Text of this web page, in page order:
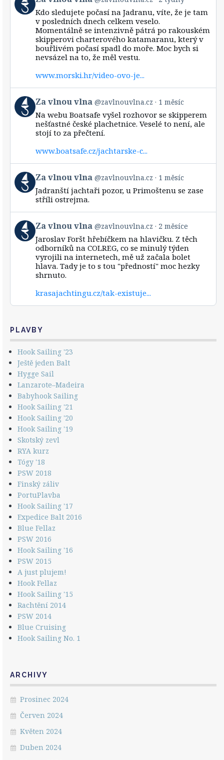
post
by
Bluesky
Kdo sledujete počasí na Jadranu, víte, že je tam
v posledních dnech celkem veselo.
Momentálně se intenzivně pátrá po rakouském
skipperovi charterového katamaranu, který v
bouřlivém počasí spadl do moře. Moc bych si
nevsázel na to, že měl vestu.
www.morski.hr/video-ovo-je...
View
post
by
Za vlnou vlna @zavlnouvlna.cz 1 měsíc
Na webu Boatsafe vyšel rozhovor se skipperem
nešťastné české plachetnice. Veselé to není, ale
stojí to za přečtení.
www.boatsafe.cz/jachtarske-c...
View
post
by
vlnou
vlna
on
Bluesky
Za vlnou vlna @zavlnouvlna.cz 1 měsíc
Jadranští jachtaři pozor, u Primoštenu se zase
stříli ostrejma.
View
post
by
Za vlnou vlna @zavlnouvlna.cz 2 měsíce
Jaroslav Foršt hřebíčkem na hlavičku. Z těch
odborníků na COLREG, co se minulý týden
vyrojili na internetech, mě už začala bolet
hlava. Tady je to s tou "předností" moc hezky
shrnuto.
krasajachtingu.cz/tak-existuje...
PLAVBY
Hook Sailing '23
Ještě jeden Balt
Hygge Sail
Lanzarote–Madeira
Babyhook Sailing
Hook Sailing '21
Hook Sailing '20
Hook Sailing '19
Skotský zevl
RYA kurz
Tógy '18
PSW 2018
Finský záliv
PortuPlavba
Hook Sailing '17
Expedice Balt 2016
Blue Fellaz
PSW 2016
Hook Sailing '16
PSW 2015
A just plujem!
Hook Fellaz
Hook Sailing '15
Rachtění 2014
PSW 2014
Blue Cruising
Hook Sailing No. 1
ARCHIVY
Prosinec 2024
Červen 2024
Květen 2024
Duben 2024